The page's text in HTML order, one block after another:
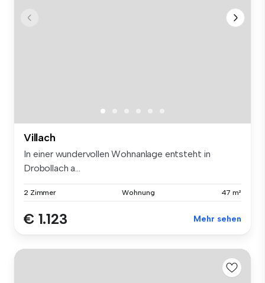
Villach
In einer wundervollen Wohnanlage entsteht in
Drobollach a...
2 Zimmer Wohnung 47 m²
€ 1.123 Mehr sehen